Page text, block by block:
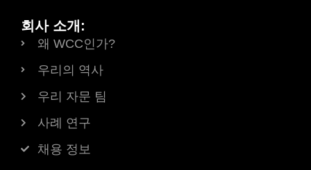
회사 소개:
왜 WCC인가?
우리의 역사
우리 자문 팀
사례 연구
채용 정보